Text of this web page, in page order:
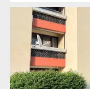
NeueKüche,